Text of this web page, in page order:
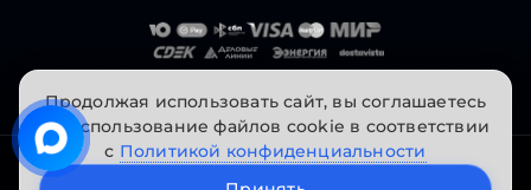
© 2026 "Инструменты на Горской". Все права
Продолжая использовать сайт, вы соглашаетесь
на использование файлов cookie в соответствии
с Политикой конфиденциальности